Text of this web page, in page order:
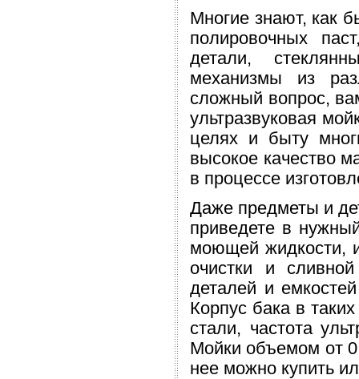
Многие знают, как
полировочных
детали,
механизмы из
сложный вопрос,
ультразвуковая
целях и быту
высокое качество
в процессе
Даже предметы и
приведете в
моющей жидкости,
очистки и
деталей и
Корпус бака в
стали, частота
Мойки объемом от
нее можно купить